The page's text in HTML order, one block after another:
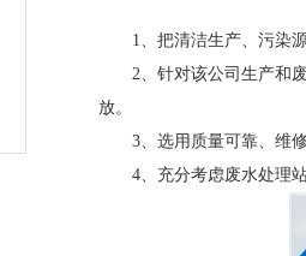
1、把清洁生产、污染
2、针对该公司生产和
放。
3、选用质量可靠、维
4、充分考虑废水处理